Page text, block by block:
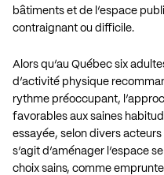
bâtiments et de l’espace
contraignant ou difficile.
Alors qu’au Québec six
d’activité physique
rythme préoccupant,
favorables aux saines
essayée, selon divers acteurs
s’agit d’aménager l’espace
choix sains, comme